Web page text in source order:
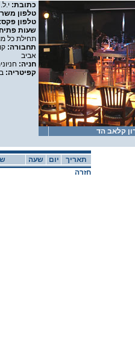
כתובת: י.ל. פרץ
טלפון
טלפון פקס:
שעות
תחילת כל
תחבורה:
אביב
חניה:
קפיטריה:
קלאב הד
שעה יום
תאריך
חזרה